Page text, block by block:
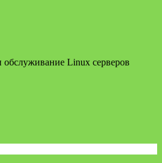
Linux серверов